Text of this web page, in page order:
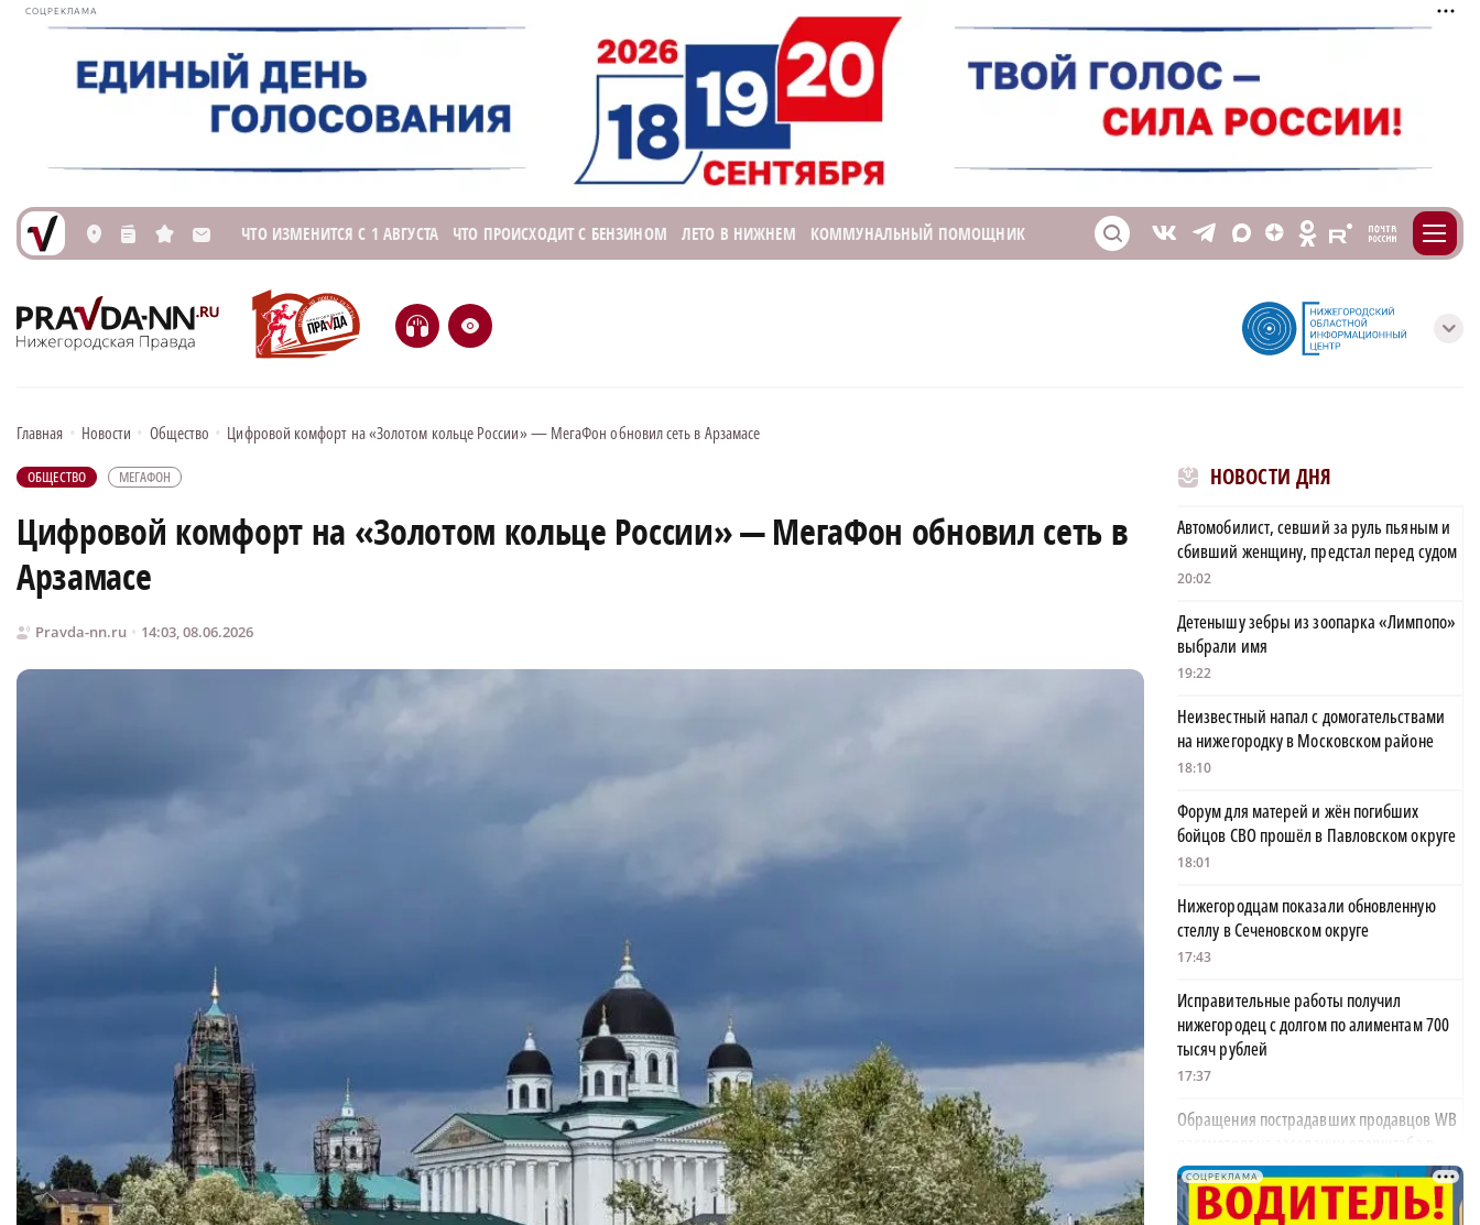
СОЦРЕКЛАМА
L n s M ЧТО ИЗМЕНИТСЯ С 1 АВГУСТА ЧТО ПРОИСХОДИТ С БЕНЗИНОМ ЛЕТО В НИЖНЕМ КОММУНАЛЬНЫЙ ПОМОЩНИК S V T X Z O E m
H e с
Главная • Новости • Общество • Цифровой комфорт на «Золотом кольце России» — МегаФон обновил сеть в Арзамасе
ОБЩЕСТВО МЕГАФОН
Цифровой комфорт на «Золотом кольце России» — МегаФон обновил сеть в
Арзамасе
Pravda-nn.ru 14:03, 08.06.2026
НОВОСТИ ДНЯ
Автомобилист, севший за руль пьяным и
сбивший женщину, предстал перед судом
20:02
Детенышу зебры из зоопарка «Лимпопо»
выбрали имя
19:22
Неизвестный напал с домогательствами
на нижегородку в Московском районе
18:10
Форум для матерей и жён погибших
бойцов СВО прошёл в Павловском округе
18:01
Нижегородцам показали обновленную
стеллу в Сеченовском округе
17:43
Исправительные работы получил
нижегородец с долгом по алиментам 700
тысяч рублей
17:37
Обращения пострадавших продавцов WB
рассмотрят на заседании оперштаба в
августе
17:21
СОЦРЕКЛАМА